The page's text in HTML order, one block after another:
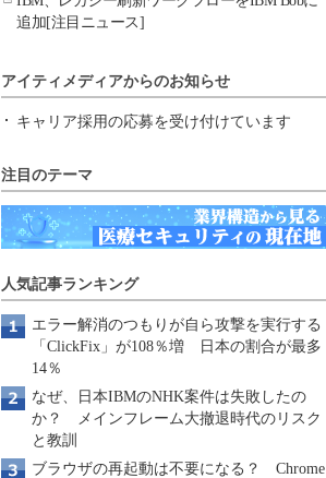
追加[注目ニュース]
アイティメディアからのお知らせ
キャリア採用の応募を受け付けています
注目のテーマ
人気記事ランキング
エラー解消のつもりが自ら攻撃を実行する
「ClickFix」が108％増 日本の割合が最多
14％
なぜ、日本IBMのNHK案件は失敗したの
か？ メインフレーム大撤退時代のリスク
と教訓
ブラウザの再起動は不要になる？ Chrome